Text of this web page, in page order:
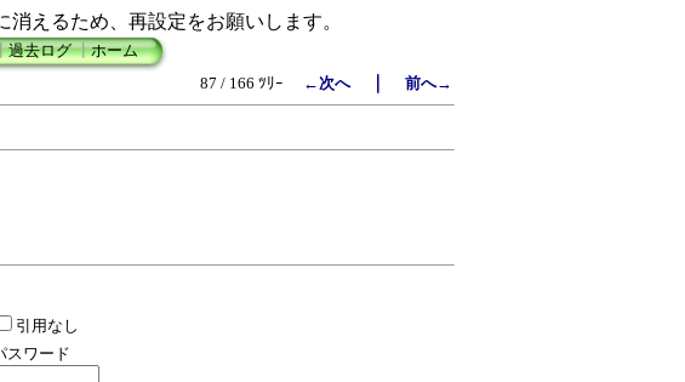
えるため、再設定をお願いします。
過去ログ┃ホーム
87 / 166 ﾂﾘｰ
←次へ｜ 前へ→
引用なし
スワード